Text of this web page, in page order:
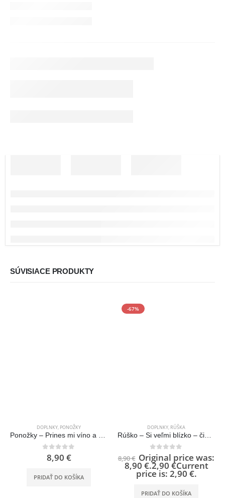
SÚVISIACE PRODUKTY
DOPLNKY, PONOŽKY
Ponožky – Prines mi víno a povedz, že som krásna – Kotníkové
out of 5
8,90 €
PRIDAŤ DO KOŠÍKA
-67%
DOPLNKY, RÚŠKA
Rúško – Si veľmi blízko – čierne na gumičky
0 out of 5
8,90€ Original price was:
8,90 €.2,90 €Current
price is: 2,90 €.
PRIDAŤ DO KOŠÍKA